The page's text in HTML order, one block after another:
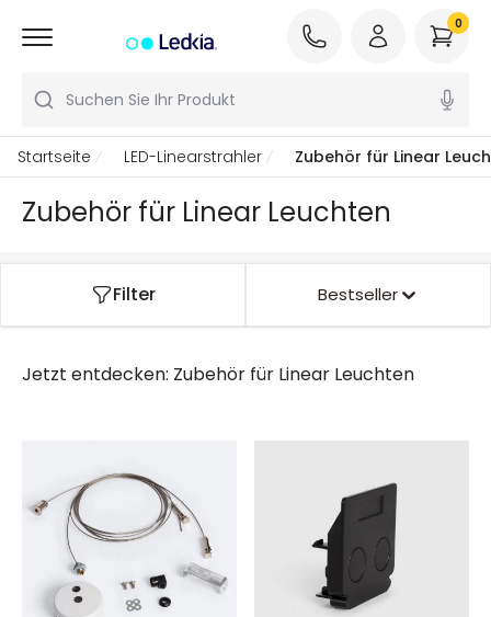
Suchen Sie Ihr Produkt
0
Startseite LED-Linearstrahler Zubehör für Linear
Zubehör für Linear Leuchten
Filter Bestseller
Jetzt entdecken: Zubehör für Linear Leuchten